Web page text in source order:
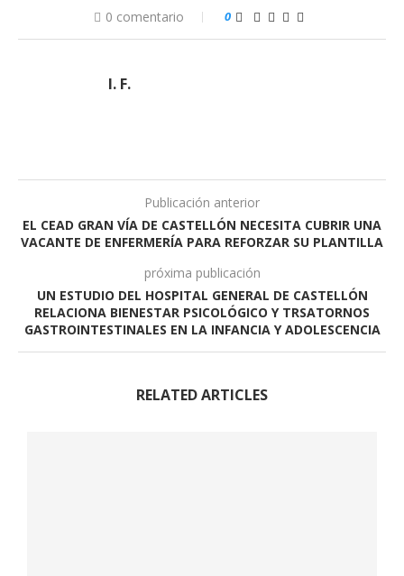
0 comentario 0
I. F.
Publicación anterior
EL CEAD GRAN VÍA DE CASTELLÓN NECESITA CUBRIR UNA
VACANTE DE ENFERMERÍA PARA REFORZAR SU PLANTILLA
próxima publicación
UN ESTUDIO DEL HOSPITAL GENERAL DE CASTELLÓN
RELACIONA BIENESTAR PSICOLÓGICO Y TRSATORNOS
GASTROINTESTINALES EN LA INFANCIA Y ADOLESCENCIA
RELATED ARTICLES